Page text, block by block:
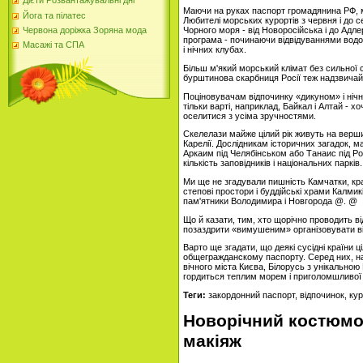
Йога та пілатес
Червона доріжка Зоряна мода
Масажі та СПА
Маючи на руках паспорт громадянина РФ,
Любителі морських курортів з червня і
Чорного моря - від Новоросійська і до
програма - починаючи відвідуваннями
і нічних клубах.
Більш м'який морський клімат без сильної
бурштинова скарбниця Росії теж
Поціновувачам відпочинку «дикуном» і
тільки варті, наприклад, Байкал і Алтай -
оселитися з усіма зручностями.
Скелелази майже цілий рік живуть на
Карелії. Дослідникам історичних загадок,
Аркаим під Челябінськом або Танаис під
кількість заповідників і національних парків.
Ми ще не згадували пишність Камчатки,
степові простори і буддійські храми
пам'ятники Володимира і Новгорода @. @
Що й казати, тим, хто щорічно проводить
позаздрити «вимушеним» організовувати
Варто ще згадати, що деякі сусідні країни
общегражданскому паспорту. Серед них,
вічного міста Києва, Білорусь з
гордиться теплим морем і
Теги: закордонний паспорт, відпочинок,
Новорічний
макіяж